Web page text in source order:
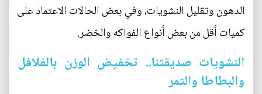
الدهون وتقليل النشويات، وفي بعض الحالات الاعتماد على
كميات أقل من بعض أنواع الفواكه والخضر.
النشويات صديقتنا.. تخفيض الوزن بالفلافل
والبطاطا والتمر